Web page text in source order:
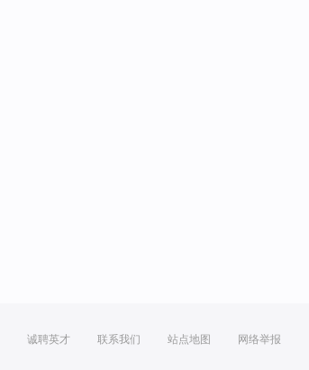
诚聘英才 联系我们 站点地图 网络举报